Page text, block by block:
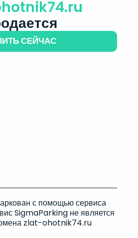
СЕЙЧАС
с помощью сервиса
SigmaParking не является
zlat-ohotnik74.ru